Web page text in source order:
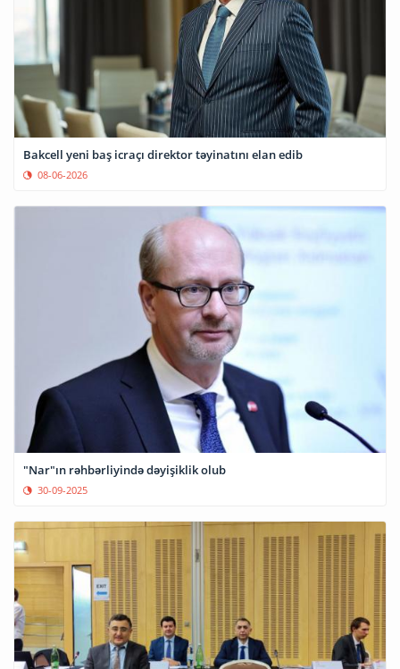
Bakcell yeni baş icraçı direktor təyinatını elan edib
08-06-2026
"Nar"ın rəhbərliyində dəyişiklik olub
30-09-2025